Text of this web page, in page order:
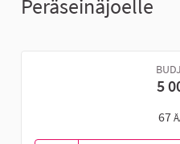
Peräseinäjoelle
5
67